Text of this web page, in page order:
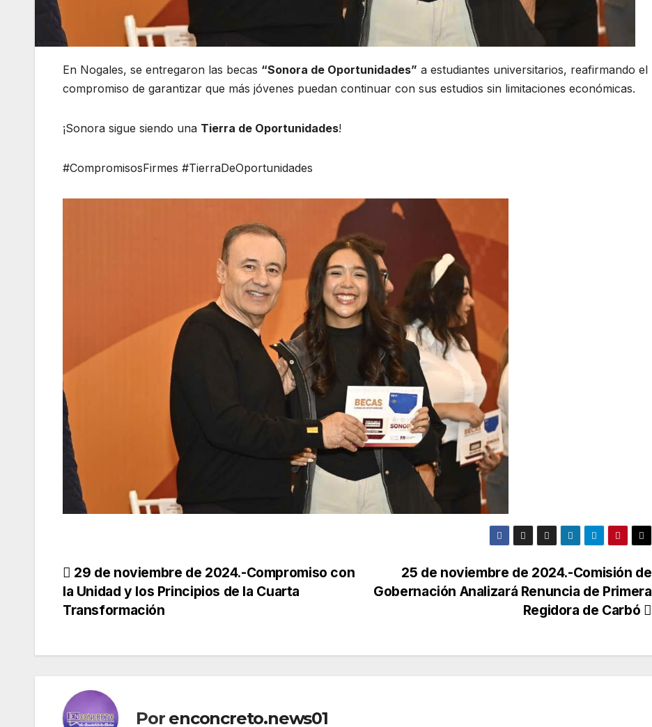
En Nogales, se entregaron las becas “Sonora de Oportunidades” a estudiantes universitarios, reafirmando el
compromiso de garantizar que más jóvenes puedan continuar con sus estudios sin limitaciones económicas.
¡Sonora sigue siendo una Tierra de Oportunidades!
#CompromisosFirmes #TierraDeOportunidades
Navegación
de
25 de noviembre de 2024.-Comisión de
Gobernación Analizará Renuncia de Primera
Regidora de Carbó
29 de noviembre de 2024.-Compromiso con
la Unidad y los Principios de la Cuarta
Transformación
Por enconcreto.news01